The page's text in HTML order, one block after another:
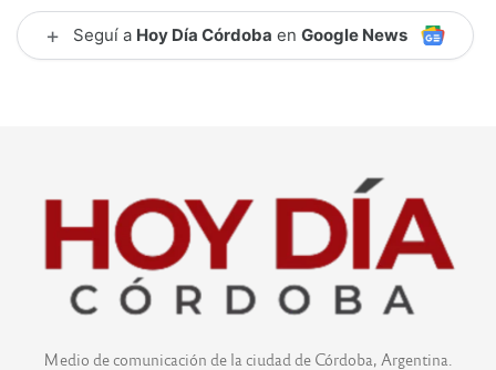
+ Seguí a Hoy Día Córdoba en Google News
Medio de comunicación de la ciudad de Córdoba, Argentina.